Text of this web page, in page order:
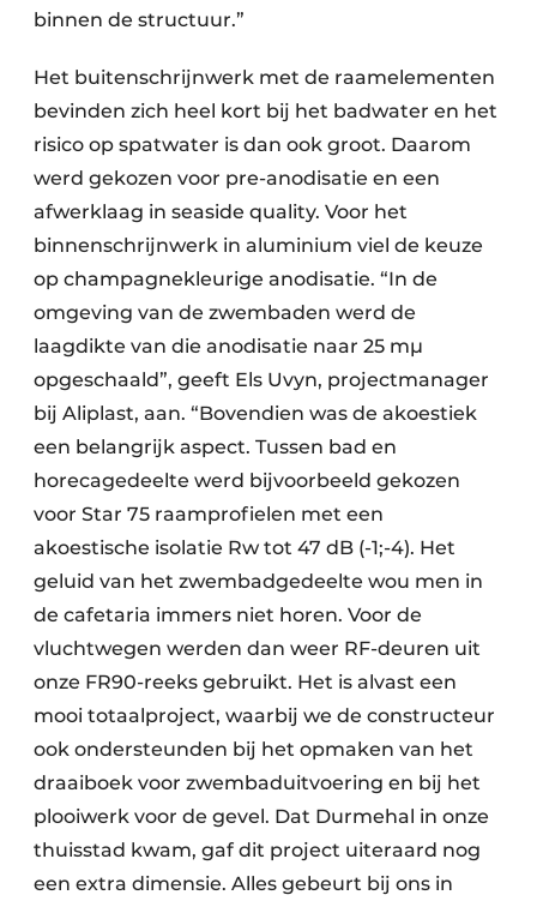
binnen de structuur.”
Het buitenschrijnwerk met de raamelementen
bevinden zich heel kort bij het badwater en het
risico op spatwater is dan ook groot. Daarom
werd gekozen voor pre-anodisatie en een
afwerklaag in seaside quality. Voor het
binnenschrijnwerk in aluminium viel de keuze
op champagnekleurige anodisatie. “In de
omgeving van de zwembaden werd de
laagdikte van die anodisatie naar 25 mµ
opgeschaald”, geeft Els Uvyn, projectmanager
bij Aliplast, aan. “Bovendien was de akoestiek
een belangrijk aspect. Tussen bad en
horecagedeelte werd bijvoorbeeld gekozen
voor Star 75 raamprofielen met een
akoestische isolatie Rw tot 47 dB (-1;-4). Het
geluid van het zwembadgedeelte wou men in
de cafetaria immers niet horen. Voor de
vluchtwegen werden dan weer RF-deuren uit
onze FR90-reeks gebruikt. Het is alvast een
mooi totaalproject, waarbij we de constructeur
ook ondersteunden bij het opmaken van het
draaiboek voor zwembaduitvoering en bij het
plooiwerk voor de gevel. Dat Durmehal in onze
thuisstad kwam, gaf dit project uiteraard nog
een extra dimensie. Alles gebeurt bij ons in